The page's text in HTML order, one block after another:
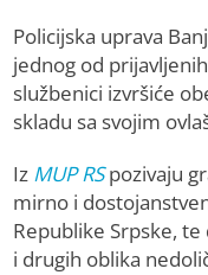
Policijska uprava
jednog od
službenici izvršiće
skladu sa svojim
Iz MUP RSpozivaju
mirno i
Republike Srpske, te
i drugih oblika